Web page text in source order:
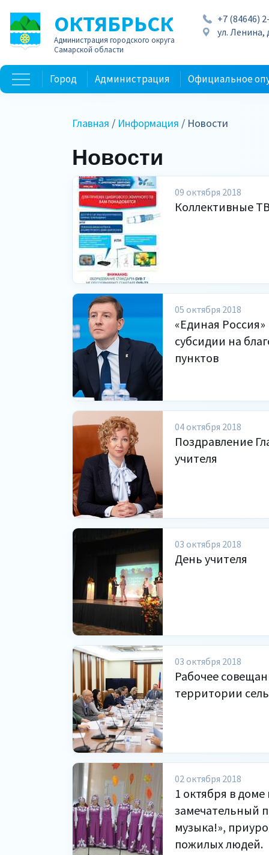
ОКТЯБРЬСК
Администрация городского округа
Самарской области
+7 (84646)
ул. Ленина,
Город Администрация Официальное
Главная / Информация / Новости
Новости
09 октября 2018
Коллективные
05 октября 2018
«Единая
субсидии на
пунктов
04 октября 2018
Поздравление
учителя
03 октября 2018
День учителя
03 октября 2018
Рабочее
территории
02 октября 2018
1 октября в
замечательный
музыка!»,
пожилых людей.